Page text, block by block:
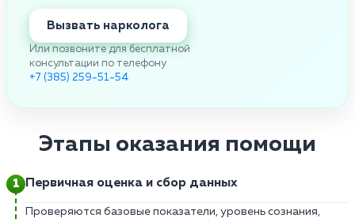
Вызвать нарколога
Или позвоните для бесплатной
консультации по телефону
+7 (385) 259-51-54
Этапы оказания помощи
Первичная оценка и сбор данных
Проверяются базовые показатели, уровень сознания,